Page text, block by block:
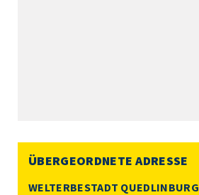
ÜBERGEORDNETE ADRESSE
WELTERBESTADT QUEDLINBURG